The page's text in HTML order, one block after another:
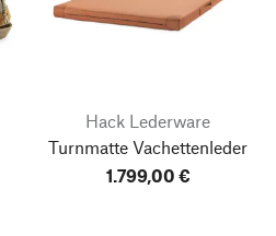
Hack Lederware
Turnmatte Vachettenleder
1.799,00 €